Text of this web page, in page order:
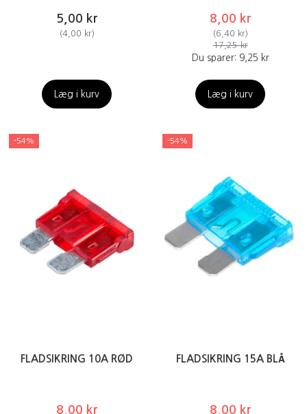
5,00 kr
(4,00 kr)
Læg i kurv
8,00 kr
(6,40 kr)
17,25 kr
Du sparer: 9,25 kr
Læg i kurv
-54%
FLADSIKRING 10A RØD
8,00 kr
-54%
FLADSIKRING 15A BLÅ
8,00 kr